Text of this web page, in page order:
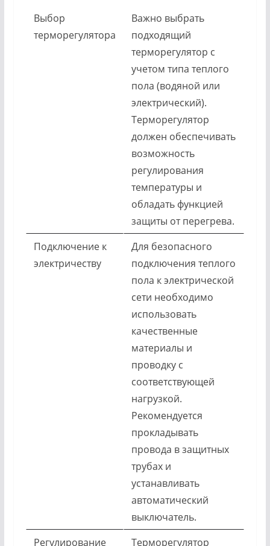
Выбор
терморегулятора
Важно выбрать
подходящий
терморегулятор с
учетом типа теплого
пола (водяной или
электрический).
Терморегулятор
должен обеспечивать
возможность
регулирования
температуры и
обладать функцией
защиты от перегрева.
Подключение к
электричеству
Для безопасного
подключения теплого
пола к электрической
сети необходимо
использовать
качественные
материалы и
проводку с
соответствующей
нагрузкой.
Рекомендуется
прокладывать
провода в защитных
трубах и
устанавливать
автоматический
выключатель.
Регулирование
Терморегулятор